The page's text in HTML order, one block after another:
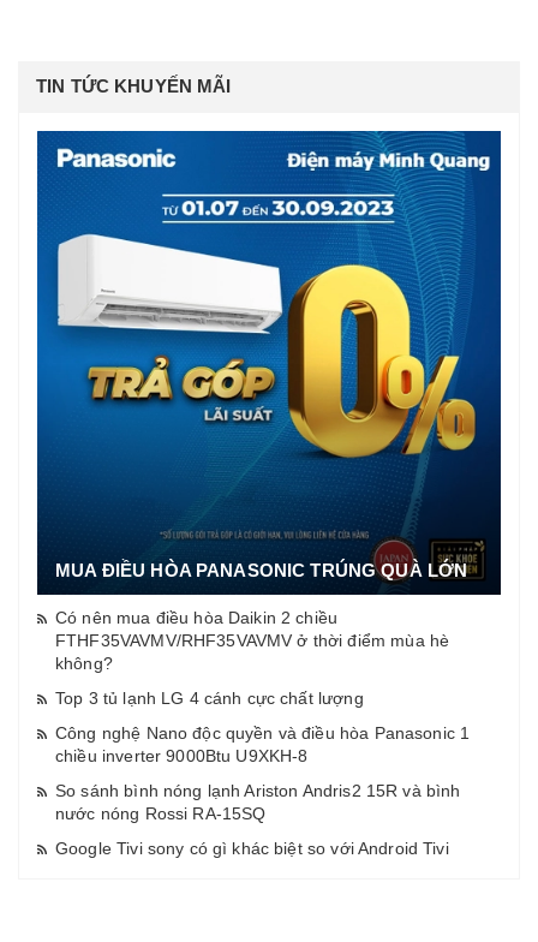
TIN TỨC KHUYẾN MÃI
MUA ĐIỀU HÒA PANASONIC TRÚNG QUÀ LỚN
Có nên mua điều hòa Daikin 2 chiều
FTHF35VAVMV/RHF35VAVMV ở thời điểm mùa hè
không?
Top 3 tủ lạnh LG 4 cánh cực chất lượng
Công nghệ Nano độc quyền và điều hòa Panasonic 1
chiều inverter 9000Btu U9XKH-8
So sánh bình nóng lạnh Ariston Andris2 15R và bình
nước nóng Rossi RA-15SQ
Google Tivi sony có gì khác biệt so với Android Tivi